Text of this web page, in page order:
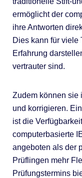
ermöglicht der
ihre Antworten
Dies kann für viele
Erfahrung
vertrauter sind.
Zudem können sie
und korrigieren.
ist die
computerbasierte
angeboten als der
Prüflingen mehr
Prüfungstermins